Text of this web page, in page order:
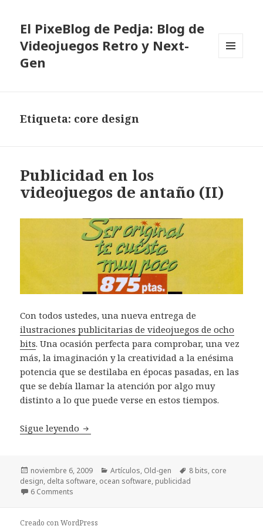
El PixeBlog de Pedja: Blog de
Videojuegos Retro y Next-
Gen
Etiqueta: core design
Publicidad en los
videojuegos de antaño (II)
Con todos ustedes, una nueva entrega de
ilustraciones publicitarias de videojuegos de ocho
bits. Una ocasión perfecta para comprobar, una vez
más, la imaginación y la creatividad a la enésima
potencia que se destilaba en épocas pasadas, en las
que se debía llamar la atención por algo muy
distinto a lo que puede verse en estos tiempos.
Sigue leyendo Publicidad en los videojuegos de antaño
Publicado
el
noviembre 6, 2009 Categorías
Artículos, Old-gen Etiquetas
8 bits, core
design, delta software, ocean software, publicidad
6 Comments
Creado con WordPress